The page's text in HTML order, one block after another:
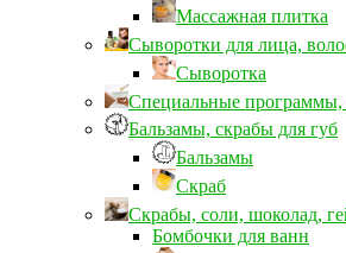
Массажная плитка
Сыворотки для лица,
Сыворотка
Специальные программы,
Бальзамы, скрабы для губ
Бальзамы
Скраб
Скрабы, соли, шоколад,
Бомбочки для ванн